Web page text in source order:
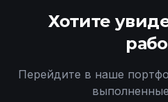
Хотите
Перейдите в наше